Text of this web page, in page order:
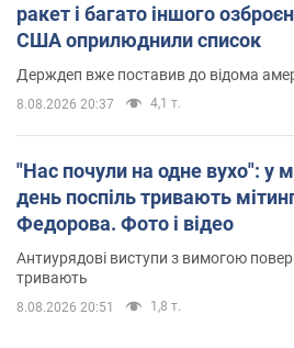
ракет і багато іншого
США оприлюднили список
Держдеп вже поставив до відома
8.08.2026 20:37 4,1 т.
"Нас почули на одне вухо": у
день поспіль тривають
Федорова. Фото і відео
Антиурядові виступи з вимогою
тривають
8.08.2026 20:51 1,8 т.